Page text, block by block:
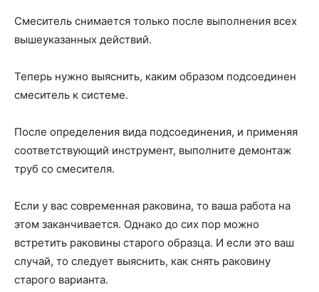
Смеситель снимается только после выполнения всех
вышеуказанных действий.
Теперь нужно выяснить, каким образом подсоединен
смеситель к системе.
После определения вида подсоединения, и применяя
соответствующий инструмент, выполните демонтаж
труб со смесителя.
Если у вас современная раковина, то ваша работа на
этом заканчивается. Однако до сих пор можно
встретить раковины старого образца. И если это ваш
случай, то следует выяснить, как снять раковину
старого варианта.